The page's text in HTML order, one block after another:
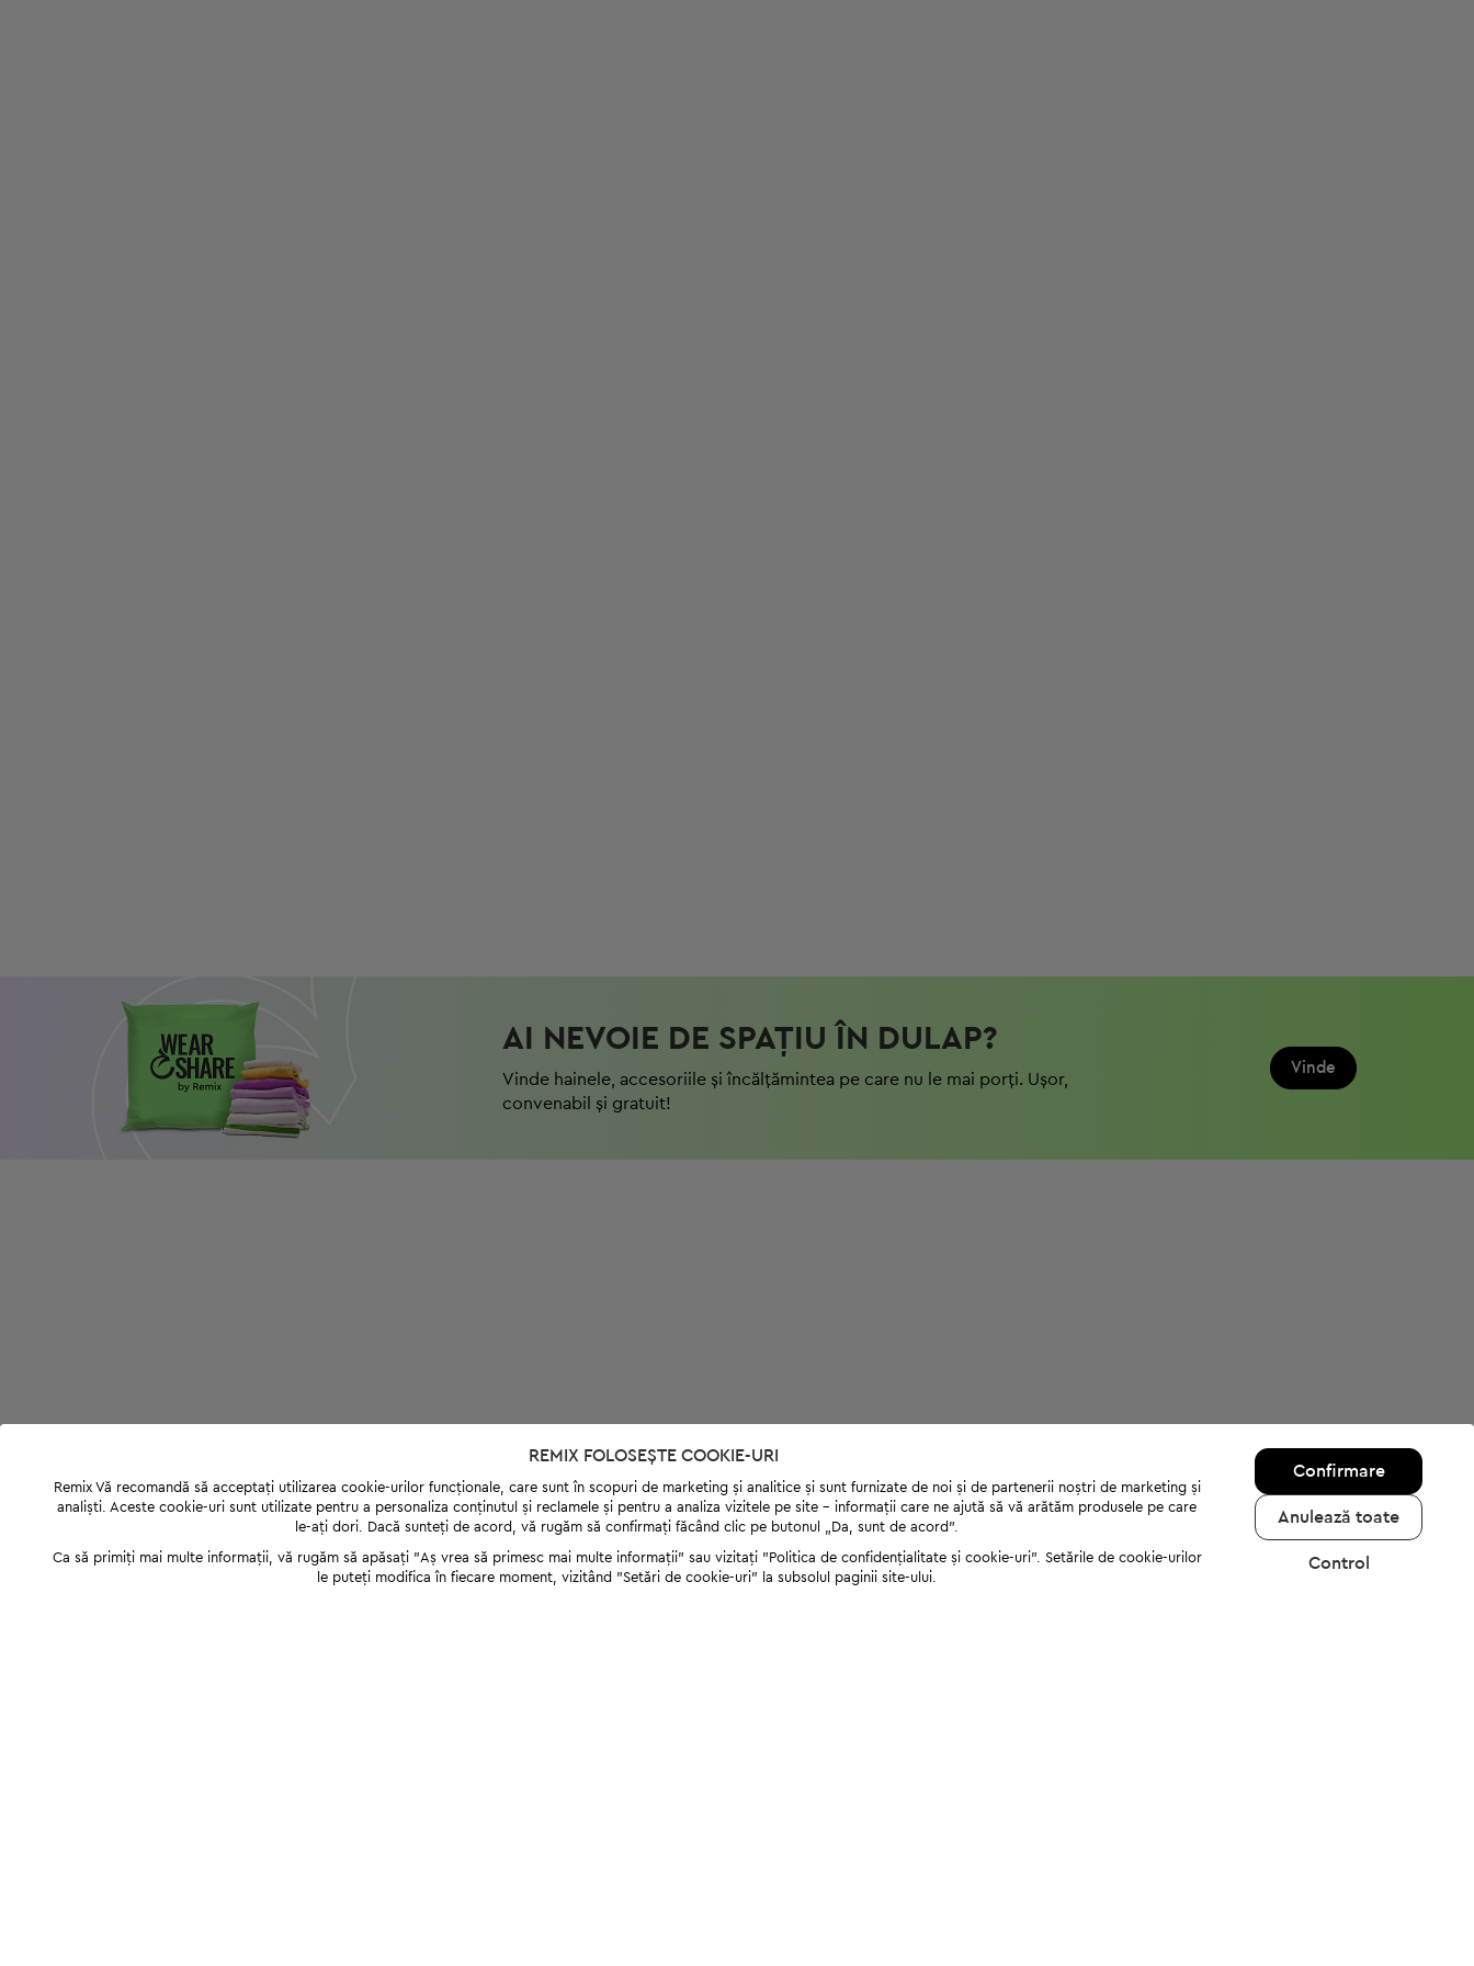
AI NEVOIE DE SPAȚIU ÎN DULAP?
Vinde hainele, accesoriile și încălțămintea pe care nu le mai porți. Ușor,
convenabil și gratuit!
Vinde
REMIX FOLOSEȘTE COOKIE-URI
Remix Vă recomandă să acceptați utilizarea cookie-urilor funcționale, care sunt în scopuri de marketing și analitice și sunt furnizate de noi și de partenerii noștri de marketing și
analiști. Aceste cookie-uri sunt utilizate pentru a personaliza conținutul și reclamele și pentru a analiza vizitele pe site - informații care ne ajută să vă arătăm produsele pe care
le-ați dori. Dacă sunteți de acord, vă rugăm să confirmați făcând clic pe butonul „Da, sunt de acord”.
Ca să primiți mai multe informații, vă rugăm să apăsați "Аș vrea să primesc mai multe informații" sau vizitați "Politica de confidențialitate și cookie-uri". Setările de cookie-urilor
le puteți modifica în fiecare moment, vizitând "Setări de cookie-uri" la subsolul paginii site-ului.
Confirmare
Anulează toate
Control